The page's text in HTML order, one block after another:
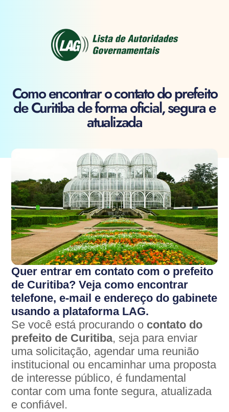
Como encontrar o contato do prefeito
de Curitiba de forma oficial, segura e
atualizada
Quer entrar em contato com o prefeito
de Curitiba? Veja como encontrar
telefone, e-mail e endereço do gabinete
usando a plataforma LAG.
Se você está procurando o contato do
prefeito de Curitiba, seja para enviar
uma solicitação, agendar uma reunião
institucional ou encaminhar uma proposta
de interesse público, é fundamental
contar com uma fonte segura, atualizada
e confiável.